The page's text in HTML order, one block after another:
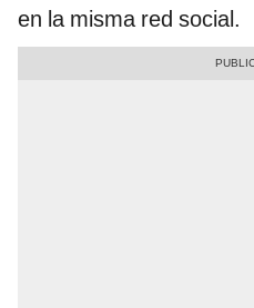
en la misma red social.